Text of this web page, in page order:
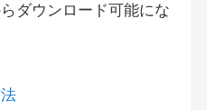
ダウンロード可能にな